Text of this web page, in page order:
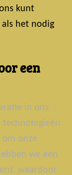
kunt
het nodig
een
in ons
onze
we een
waardoor